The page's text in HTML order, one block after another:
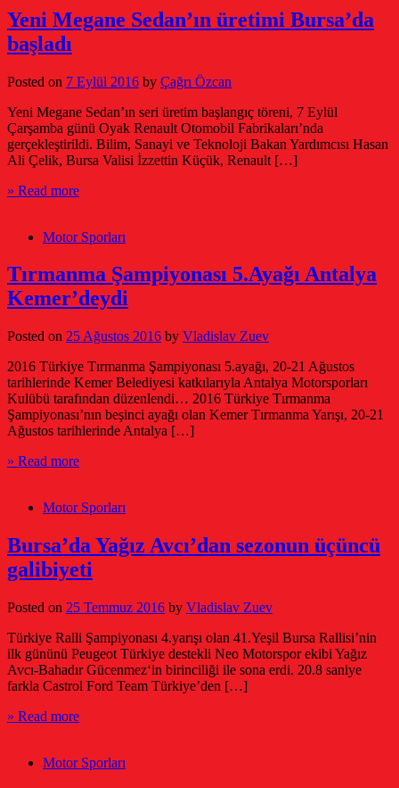
Yeni Megane Sedan’ın üretimi Bursa’da
başladı
Posted on 7 Eylül 2016 by Çağrı Özcan
Yeni Megane Sedan’ın seri üretim başlangıç töreni, 7 Eylül
Çarşamba günü Oyak Renault Otomobil Fabrikaları’nda
gerçekleştirildi. Bilim, Sanayi ve Teknoloji Bakan Yardımcısı Hasan
Ali Çelik, Bursa Valisi İzzettin Küçük, Renault […]
» Read more
Motor Sporları
Tırmanma Şampiyonası 5.Ayağı Antalya
Kemer’deydi
Posted on 25 Ağustos 2016 by Vladislav Zuev
2016 Türkiye Tırmanma Şampiyonası 5.ayağı, 20-21 Ağustos
tarihlerinde Kemer Belediyesi katkılarıyla Antalya Motorsporları
Kulübü tarafından düzenlendi… 2016 Türkiye Tırmanma
Şampiyonası’nın beşinci ayağı olan Kemer Tırmanma Yarışı, 20-21
Ağustos tarihlerinde Antalya […]
» Read more
Motor Sporları
Bursa’da Yağız Avcı’dan sezonun üçüncü
galibiyeti
Posted on 25 Temmuz 2016 by Vladislav Zuev
Türkiye Ralli Şampiyonası 4.yarışı olan 41.Yeşil Bursa Rallisi’nin
ilk gününü Peugeot Türkiye destekli Neo Motorspor ekibi Yağız
Avcı-Bahadır Gücenmez‘in birinciliği ile sona erdi. 20.8 saniye
farkla Castrol Ford Team Türkiye’den […]
» Read more
Motor Sporları